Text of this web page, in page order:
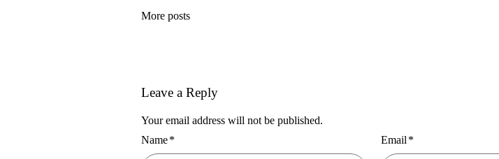
More posts
Leave a Reply
Your email address will not be published.
Name* Email *